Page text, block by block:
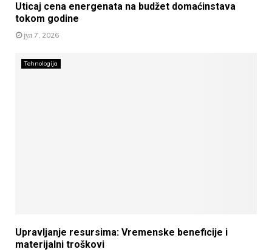
Uticaj cena energenata na budžet domaćinstava
tokom godine
јул 7, 2026
Tehnologija
Upravljanje resursima: Vremenske beneficije i
materijalni troškovi